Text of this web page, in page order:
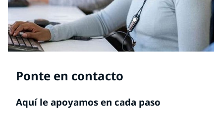
Ponte en contacto
Aquí le apoyamos en cada paso